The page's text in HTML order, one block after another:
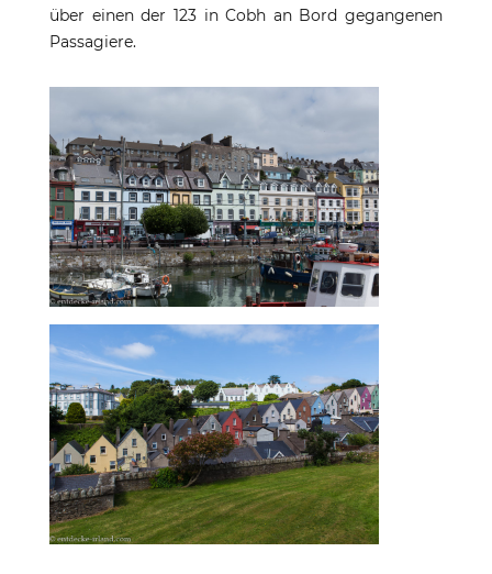
über einen der 123 in Cobh an Bord gegangenen
Passagiere.